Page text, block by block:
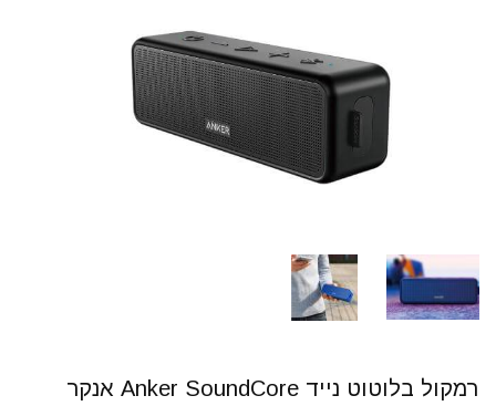
רמקול בלוטוט נייד Anker SoundCore אנקר